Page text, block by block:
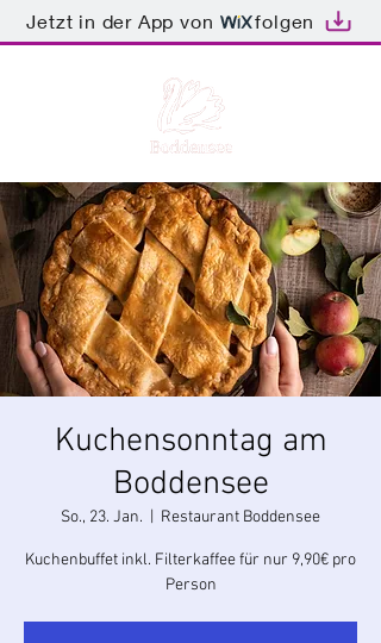
Jetzt in der App von folgen
Kuchensonntag am
Boddensee
So., 23. Jan. Restaurant Boddensee
Kuchenbuffet inkl. Filterkaffee für nur 9,90€ pro
Person